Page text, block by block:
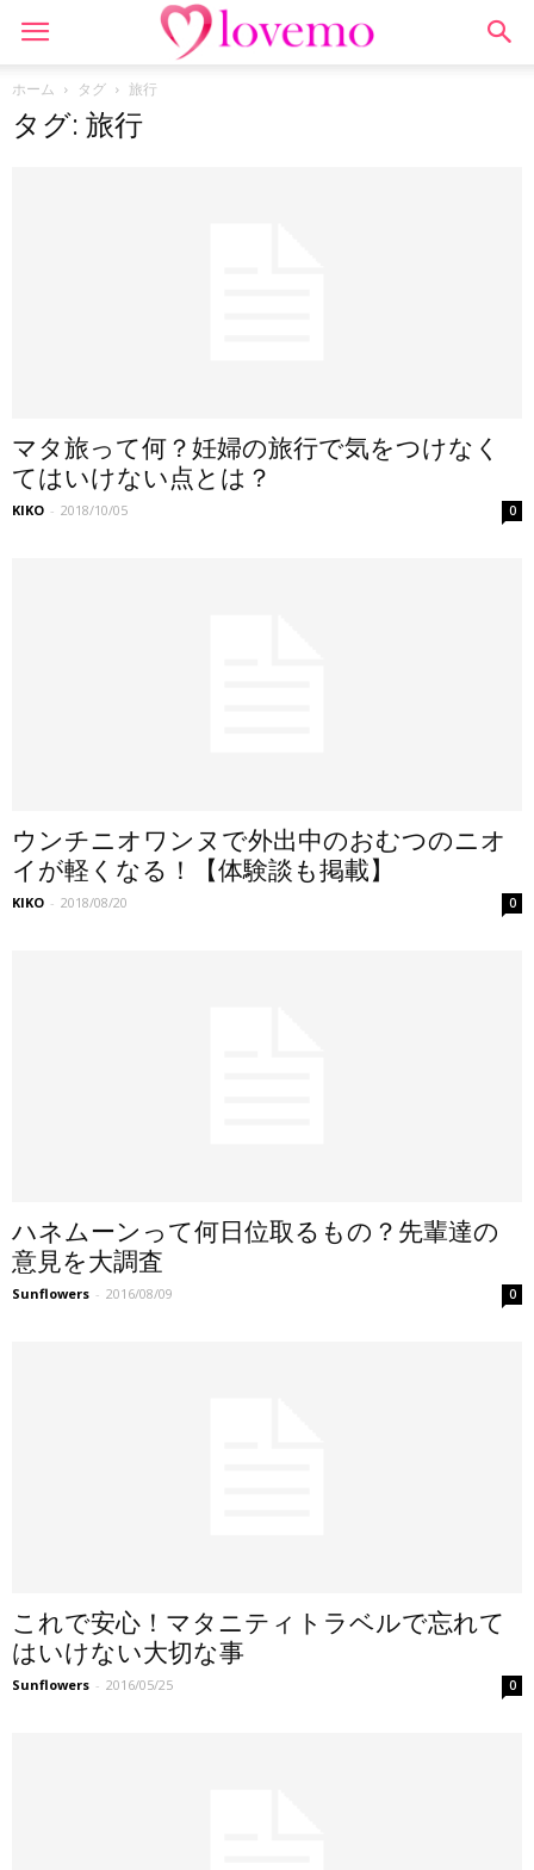
ホーム タグ 旅行
タグ: 旅行
マタ旅って何？妊婦の旅行で気をつけなく
てはいけない点とは？
KIKO - 2018/10/05 0
ウンチニオワンヌで外出中のおむつのニオ
イが軽くなる！【体験談も掲載】
KIKO - 2018/08/20 0
ハネムーンって何日位取るもの？先輩達の
意見を大調査
Sunflowers - 2016/08/09 0
これで安心！マタニティトラベルで忘れて
はいけない大切な事
Sunflowers - 2016/05/25 0